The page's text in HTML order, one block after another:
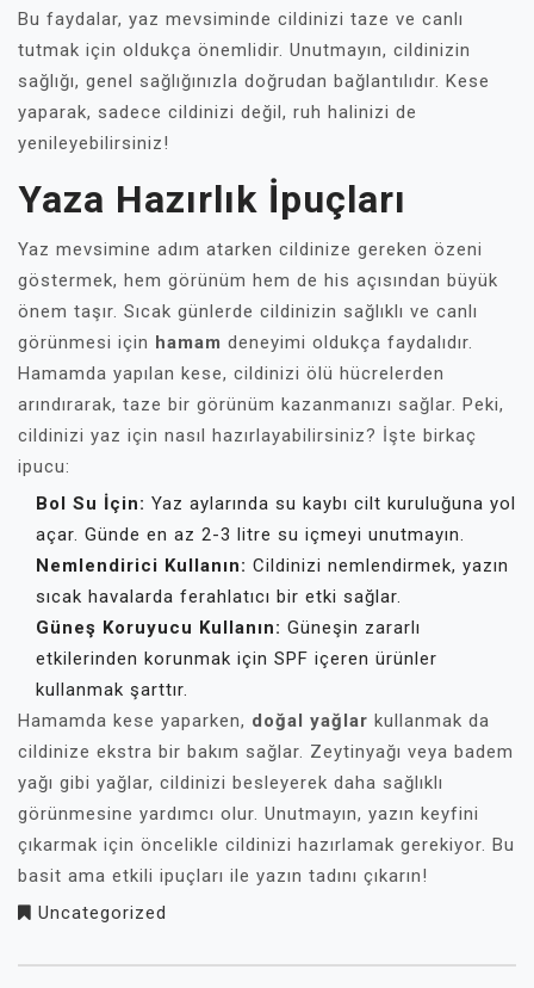
Bu faydalar, yaz mevsiminde cildinizi taze ve canlı
tutmak için oldukça önemlidir. Unutmayın, cildinizin
sağlığı, genel sağlığınızla doğrudan bağlantılıdır. Kese
yaparak, sadece cildinizi değil, ruh halinizi de
yenileyebilirsiniz!
Yaza Hazırlık İpuçları
Yaz mevsimine adım atarken cildinize gereken özeni
göstermek, hem görünüm hem de his açısından büyük
önem taşır. Sıcak günlerde cildinizin sağlıklı ve canlı
görünmesi için hamam deneyimi oldukça faydalıdır.
Hamamda yapılan kese, cildinizi ölü hücrelerden
arındırarak, taze bir görünüm kazanmanızı sağlar. Peki,
cildinizi yaz için nasıl hazırlayabilirsiniz? İşte birkaç
ipucu:
Bol Su İçin: Yaz aylarında su kaybı cilt kuruluğuna yol
açar. Günde en az 2-3 litre su içmeyi unutmayın.
Nemlendirici Kullanın: Cildinizi nemlendirmek, yazın
sıcak havalarda ferahlatıcı bir etki sağlar.
Güneş Koruyucu Kullanın: Güneşin zararlı
etkilerinden korunmak için SPF içeren ürünler
kullanmak şarttır.
Hamamda kese yaparken, doğal yağlar kullanmak da
cildinize ekstra bir bakım sağlar. Zeytinyağı veya badem
yağı gibi yağlar, cildinizi besleyerek daha sağlıklı
görünmesine yardımcı olur. Unutmayın, yazın keyfini
çıkarmak için öncelikle cildinizi hazırlamak gerekiyor. Bu
basit ama etkili ipuçları ile yazın tadını çıkarın!
Uncategorized